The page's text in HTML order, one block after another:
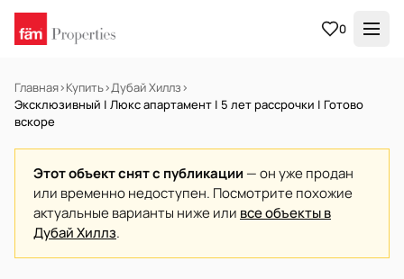
0
Главная›Купить›Дубай Хиллз›
Эксклюзивный | Люкс апартамент | 5 лет рассрочки | Готово
вскоре
Этот объект снят с публикации — он уже продан
или временно недоступен. Посмотрите похожие
актуальные варианты ниже или все объекты в
Дубай Хиллз.